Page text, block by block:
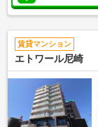
賃貸マンション
エトワール尼崎